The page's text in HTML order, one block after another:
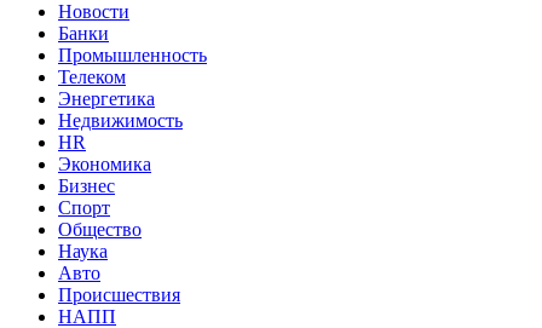
Новости
Банки
Промышленность
Телеком
Энергетика
Недвижимость
HR
Экономика
Бизнес
Спорт
Общество
Наука
Авто
Происшествия
НАПП